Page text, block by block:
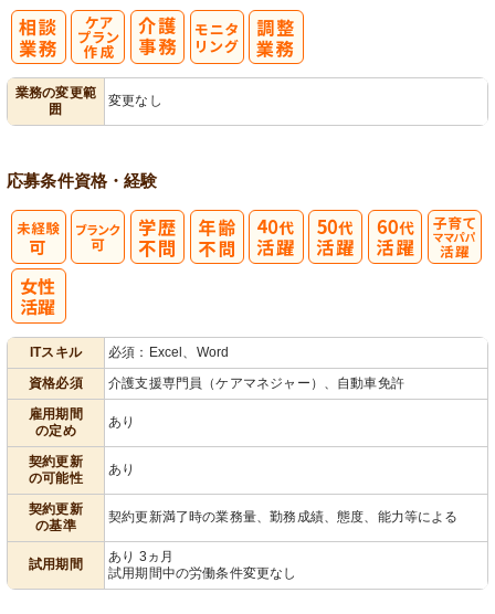
業務の変更範
囲
変更なし
応募条件資格・経験
ITスキル
必須：Excel、Word
資格必須
介護支援専門員（ケアマネジャー）、自動車免許
雇用期間
の定め
あり
契約更新
の可能性
あり
契約更新
の基準
契約更新満了時の業務量、勤務成績、態度、能力等による
試用期間
あり 3ヵ月
試用期間中の労働条件変更なし